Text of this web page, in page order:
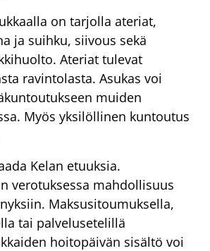
on tarjolla ateriat,
ja suihku, siivous sekä
Ateriat tulevat
ravintolasta. Asukas voi
muiden
Myös yksilöllinen kuntoutus
Kelan etuuksia.
verotuksessa mahdollisuus
Maksusitoumuksella,
tai palvelusetelillä
hoitopäivän sisältö voi